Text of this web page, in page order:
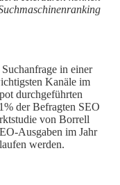
in einer
Kanäle im
durchgeführten
der Befragten SEO
von Borrell
Ausgaben im Jahr
werden.